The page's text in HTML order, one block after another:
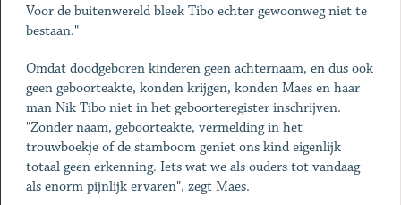
Voor de buitenwereld bleek Tibo echter gewoonweg niet te
bestaan."
Omdat doodgeboren kinderen geen achternaam, en dus ook
geen geboorteakte, konden krijgen, konden Maes en haar
man Nik Tibo niet in het geboorteregister inschrijven.
"Zonder naam, geboorteakte, vermelding in het
trouwboekje of de stamboom geniet ons kind eigenlijk
totaal geen erkenning. Iets wat we als ouders tot vandaag
als enorm pijnlijk ervaren", zegt Maes.